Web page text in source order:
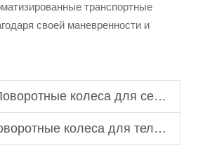
транспортные
своей маневренности и
колеса для сервисных тележек в ресторанах: эффективное передвижение
колеса для тележек: легкое маневрирование в ограниченном пространстве